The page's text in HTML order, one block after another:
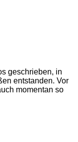
geschrieben, in
entstanden. Vor
momentan so